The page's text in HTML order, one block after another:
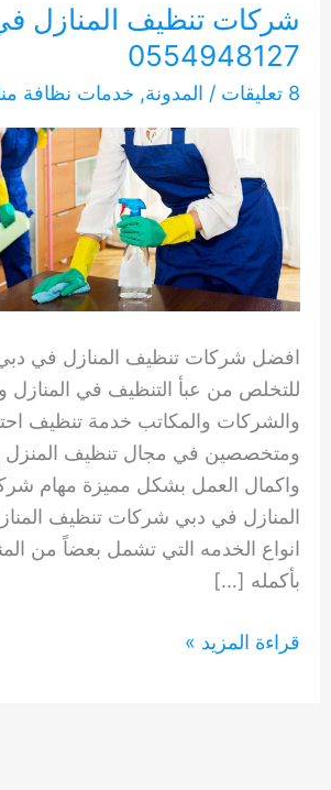
شركات تنظيف المنازل
0554948127
8 تعليقات / المدونة, خدمات نظافة
افضل شركات تنظيف المنازل في دبي
للتخلص من عبأ التنظيف في المنازل
والشركات والمكاتب خدمة تنظيف
ومتخصصين في مجال تنظيف المنزل
واكمال العمل بشكل مميزة مهام
المنازل في دبي شركات تنظيف
انواع الخدمه التي تشمل بعضاً من
بأكمله […]
شركات
قراءة المزيد »